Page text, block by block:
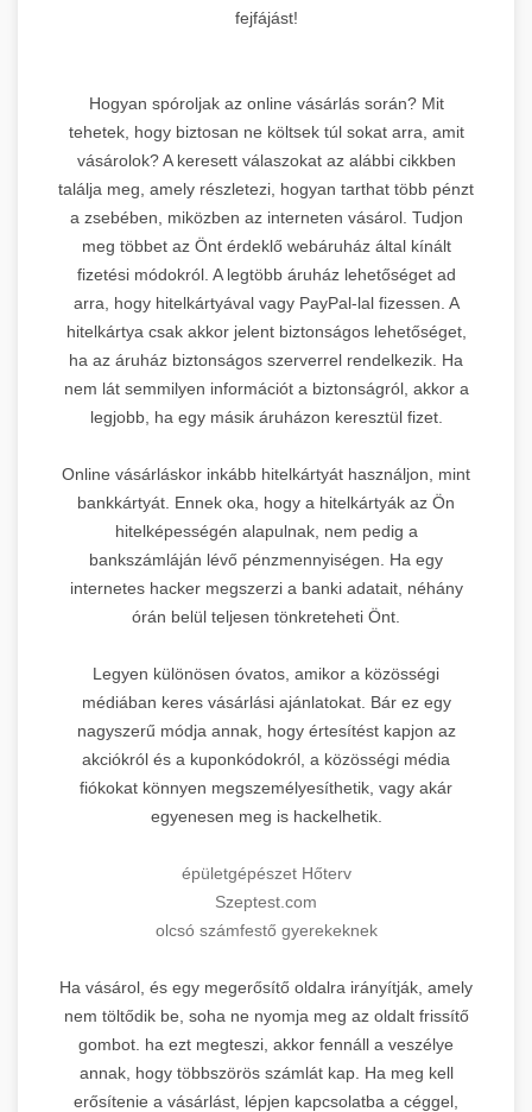
fejfájást!
Hogyan spóroljak az online vásárlás során? Mit
tehetek, hogy biztosan ne költsek túl sokat arra, amit
vásárolok? A keresett válaszokat az alábbi cikkben
találja meg, amely részletezi, hogyan tarthat több pénzt
a zsebében, miközben az interneten vásárol. Tudjon
meg többet az Önt érdeklő webáruház által kínált
fizetési módokról. A legtöbb áruház lehetőséget ad
arra, hogy hitelkártyával vagy PayPal-lal fizessen. A
hitelkártya csak akkor jelent biztonságos lehetőséget,
ha az áruház biztonságos szerverrel rendelkezik. Ha
nem lát semmilyen információt a biztonságról, akkor a
legjobb, ha egy másik áruházon keresztül fizet.
Online vásárláskor inkább hitelkártyát használjon, mint
bankkártyát. Ennek oka, hogy a hitelkártyák az Ön
hitelképességén alapulnak, nem pedig a
bankszámláján lévő pénzmennyiségen. Ha egy
internetes hacker megszerzi a banki adatait, néhány
órán belül teljesen tönkreteheti Önt.
Legyen különösen óvatos, amikor a közösségi
médiában keres vásárlási ajánlatokat. Bár ez egy
nagyszerű módja annak, hogy értesítést kapjon az
akciókról és a kuponkódokról, a közösségi média
fiókokat könnyen megszemélyesíthetik, vagy akár
egyenesen meg is hackelhetik.
épületgépészet Hőterv
Szeptest.com
olcsó számfestő gyerekeknek
Ha vásárol, és egy megerősítő oldalra irányítják, amely
nem töltődik be, soha ne nyomja meg az oldalt frissítő
gombot. ha ezt megteszi, akkor fennáll a veszélye
annak, hogy többszörös számlát kap. Ha meg kell
erősítenie a vásárlást, lépjen kapcsolatba a céggel,